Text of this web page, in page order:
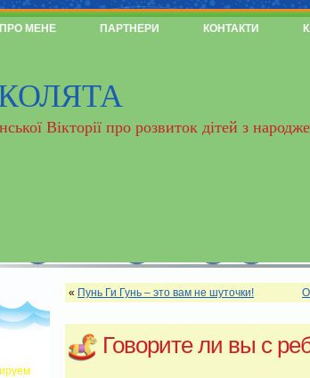
Вікторії про розвиток дітей з
ПРО МЕНЕ ПАРТНЕРИ КОНТАКТИ
« Пунь Ги Гунь – это вам не шуточки!
Говорите ли вы с